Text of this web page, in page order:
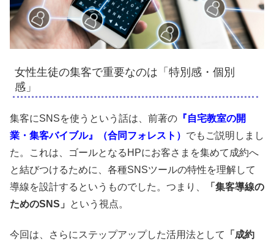
女性生徒の集客で重要なのは「特別感・個別
感」
集客にSNSを使うという話は、前著の 『自宅教室の開
業・集客バイブル』（合同フォレスト） でもご説明しまし
た。これは、ゴールとなるHPにお客さまを集めて成約へ
と結びつけるために、各種SNSツールの特性を理解して
導線を設計するというものでした。つまり、
「集客導線の
ためのSNS」
という視点。
今回は、さらにステップアップした活用法として
「成約